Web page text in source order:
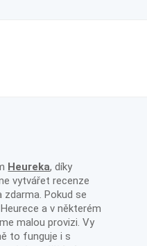
Heureka, díky
vytvářet recenze
Pokud se
a v některém
malou provizi. Vy
to funguje i s